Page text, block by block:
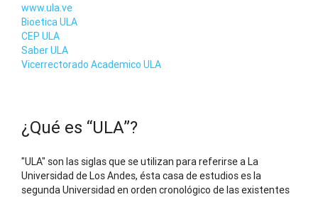
www.ula.ve
Bioetica ULA
CEP ULA
Saber ULA
Vicerrectorado Academico ULA
¿Qué es “ULA”?
"ULA" son las siglas que se utilizan para referirse a La
Universidad de Los Andes, ésta casa de estudios es la
segunda Universidad en orden cronológico de las existentes